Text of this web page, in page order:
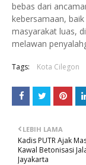
bebas dari
kebersamaan,
masyarakat luas,
melawan
Tags: Kota Cilegon
LEBIH LAMA
Kadis PUTR Ajak
Kawal Betonisasi
Jayakarta